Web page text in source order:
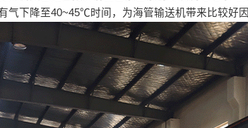
下降至40~45℃时间，为海管输送机带来比较好因